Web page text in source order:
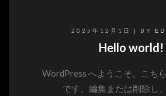
2025年12月1日 | BY
Hello world!
WordPress へようこそ。こち
です。編集または削除し